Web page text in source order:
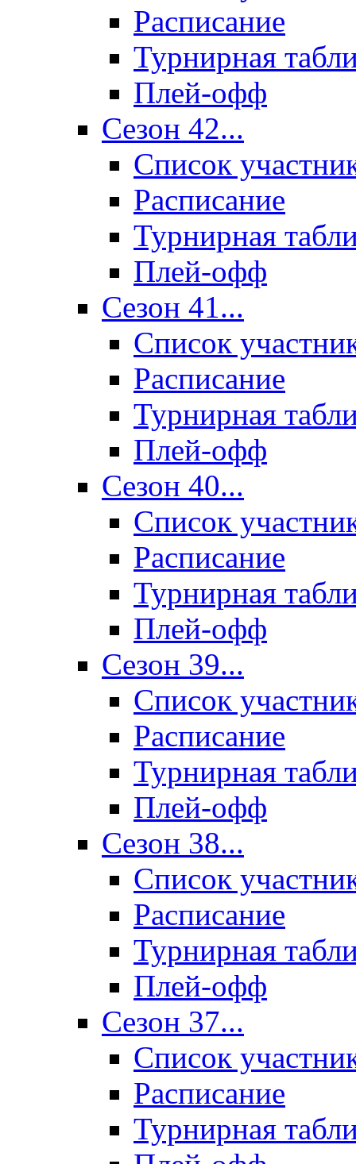
Расписание
Турнирная
Плей-офф
Сезон 42...
Список
Расписание
Турнирная
Плей-офф
Сезон 41...
Список
Расписание
Турнирная
Плей-офф
Сезон 40...
Список
Расписание
Турнирная
Плей-офф
Сезон 39...
Список
Расписание
Турнирная
Плей-офф
Сезон 38...
Список
Расписание
Турнирная
Плей-офф
Сезон 37...
Список
Расписание
Турнирная